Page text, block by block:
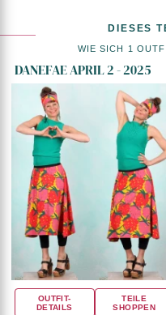
DIESES
WIE SICH 1
DANEFAE APRIL 2 - 2025
OUTFIT-
DETAILS
TEILE
SHOPPEN